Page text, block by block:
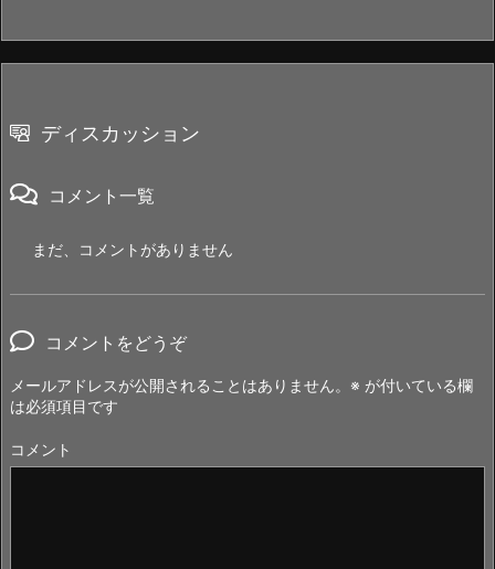
ディスカッション
コメント一覧
まだ、コメントがありません
コメントをどうぞ
メールアドレスが公開されることはありません。 ※ が付いている欄
は必須項目です
コメント